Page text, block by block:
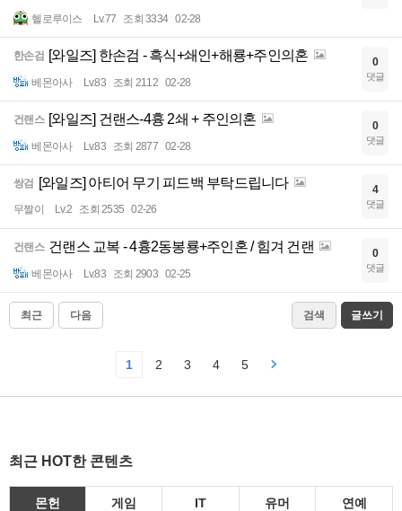
헬로루이스 Lv.77 조회 3334 02-28
한손검 [와일즈] 한손검 - 흑식+쇄인+해룡+주인의혼
베몬아사 Lv.83 조회 2112 02-28
0
댓글
건랜스 [와일즈] 건랜스-4흉 2쇄 + 주인의혼
베몬아사 Lv.83 조회 2877 02-28
0
댓글
쌍검 [와일즈] 아티어 무기 피드백 부탁드립니다
무짤이 Lv.2 조회 2535 02-26
4
댓글
건랜스 건랜스 교복 - 4흉2동봉룡+주인혼 / 힘겨 건랜
베몬아사 Lv.83 조회 2903 02-25
0
댓글
최근 다음 검색 글쓰기
1 2 3 4 5
최근 HOT한 콘텐츠
몬헌 게임 IT 유머 연예